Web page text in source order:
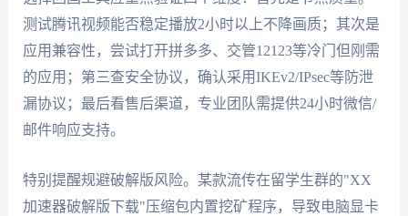
测试腾讯视频能否稳定播放2小时以上不降画质；其次是
应用兼容性，尝试打开拼多多、交管12123等冷门但刚需
的应用；第三查安全协议，确认采用IKEv2/IPsec等防泄
漏协议；最后看售后渠道，专业团队需提供24小时微信/
邮件响应支持。
特别提醒规避破解版风险。某款流传在留学生群的"XX
加速器破解版下载"压缩包内置挖矿程序，导致电脑显卡